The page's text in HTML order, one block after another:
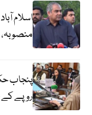
اسلام
روپے